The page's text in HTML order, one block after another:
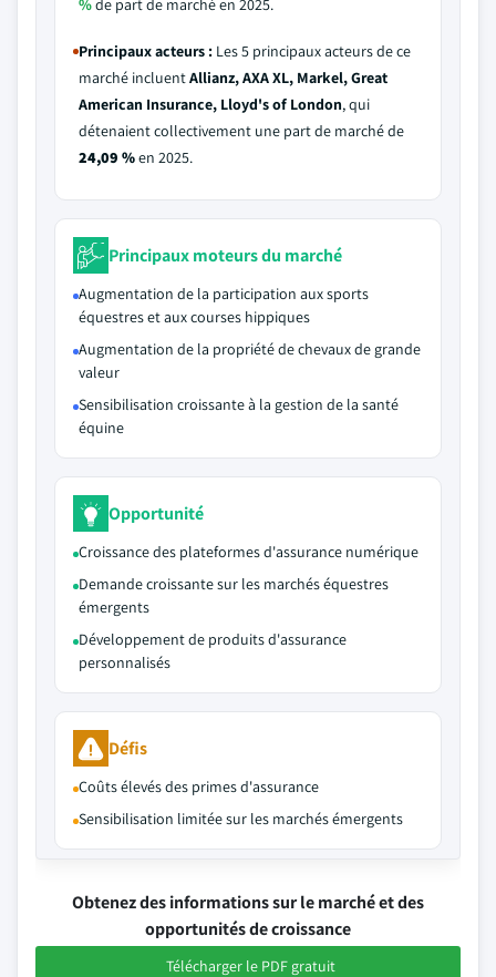
%de part de marché en 2025.
Principaux acteurs : Les 5 principaux acteurs de ce
marché incluentAllianz, AXA XL, Markel, Great
American Insurance, Lloyd's of London, qui
détenaient collectivement une part de marché de
24,09 %en 2025.
Principaux moteurs du marché
Augmentation de la participation aux sports
équestres et aux courses hippiques
Augmentation de la propriété de chevaux de grande
valeur
Sensibilisation croissante à la gestion de la santé
équine
Opportunité
Croissance des plateformes d'assurance numérique
Demande croissante sur les marchés équestres
émergents
Développement de produits d'assurance
personnalisés
Défis
Coûts élevés des primes d'assurance
Sensibilisation limitée sur les marchés émergents
Obtenez des informations sur le marché et des
opportunités de croissance
Télécharger le PDF gratuit